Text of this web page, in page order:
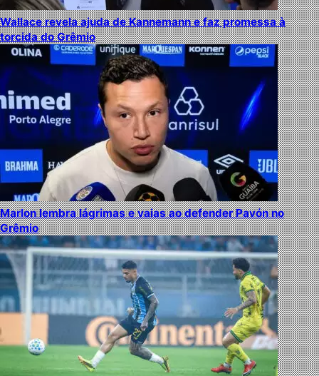
Wallace revela ajuda de Kannemann e faz promessa à
torcida do Grêmio
Marlon lembra lágrimas e vaias ao defender Pavón no
Grêmio